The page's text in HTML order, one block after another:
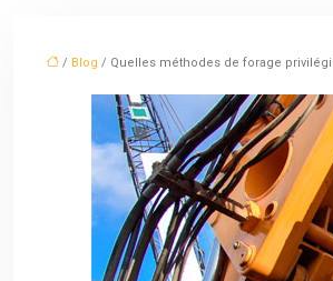
/ Blog / Quelles méthodes de forage